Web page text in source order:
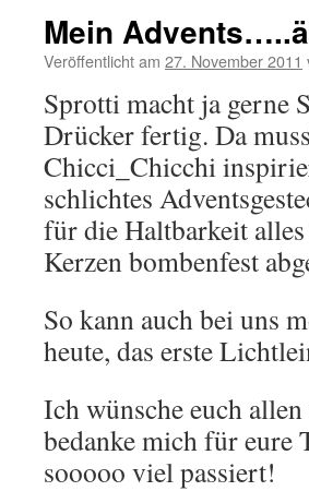
Mein
Veröffentlicht am 27. November 2011
Sprotti macht ja gerne
Drücker fertig. Da
Chicci_Chicchi
schlichtes
für die Haltbarkeit
Kerzen bombenfest
So kann auch bei uns
heute, das erste
Ich wünsche euch
bedanke mich für eure
sooooo viel passiert!